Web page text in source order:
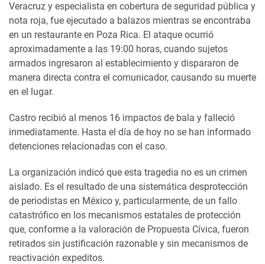
Veracruz y especialista en cobertura de seguridad pública y
nota roja, fue ejecutado a balazos mientras se encontraba
en un restaurante en Poza Rica. El ataque ocurrió
aproximadamente a las 19:00 horas, cuando sujetos
armados ingresaron al establecimiento y dispararon de
manera directa contra el comunicador, causando su muerte
en el lugar.
Castro recibió al menos 16 impactos de bala y falleció
inmediatamente. Hasta el día de hoy no se han informado
detenciones relacionadas con el caso.
La organización indicó que esta tragedia no es un crimen
aislado. Es el resultado de una sistemática desprotección
de periodistas en México y, particularmente, de un fallo
catastrófico en los mecanismos estatales de protección
que, conforme a la valoración de Propuesta Cívica, fueron
retirados sin justificación razonable y sin mecanismos de
reactivación expeditos.